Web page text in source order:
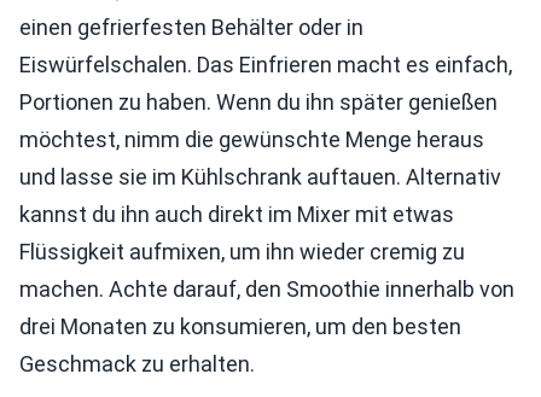
einen gefrierfesten Behälter oder in
Eiswürfelschalen. Das Einfrieren macht es einfach,
Portionen zu haben. Wenn du ihn später genießen
möchtest, nimm die gewünschte Menge heraus
und lasse sie im Kühlschrank auftauen. Alternativ
kannst du ihn auch direkt im Mixer mit etwas
Flüssigkeit aufmixen, um ihn wieder cremig zu
machen. Achte darauf, den Smoothie innerhalb von
drei Monaten zu konsumieren, um den besten
Geschmack zu erhalten.